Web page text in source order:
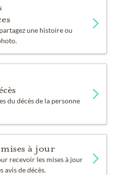
une histoire ou
du décès de la personne
à jour
recevoir les mises à jour
avis de décès.